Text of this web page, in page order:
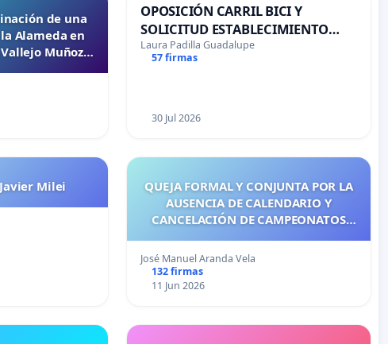
de una
Alameda en
Muñoz
OPOSICIÓN CARRIL BICI Y
SOLICITUD ESTABLECIMIENTO
ZONAS DE APARCAMIENTO
Laura Padilla Guadalupe
57 firmas
30 Jul 2026
Milei
QUEJA FORMAL Y CONJUNTA POR LA
AUSENCIA DE CALENDARIO Y
CANCELACIÓN DE CAMPEONATOS
STREET)
José Manuel Aranda Vela
132 firmas
11 Jun 2026